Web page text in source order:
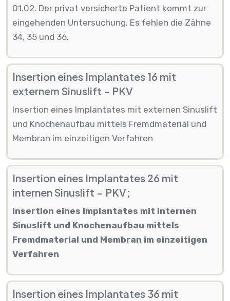
01.02. Der privat versicherte Patient kommt zur
eingehenden Untersuchung. Es fehlen die Zähne
34, 35 und 36.
Insertion eines Implantates 16 mit
externem Sinuslift - PKV
Insertion eines Implantates mit externen Sinuslift
und Knochenaufbau mittels Fremdmaterial und
Membran im einzeitigen Verfahren
Insertion eines Implantates 26 mit
internen Sinuslift – PKV;
Insertion eines Implantates mit internen
Sinuslift und Knochenaufbau mittels
Fremdmaterial und Membran im einzeitigen
Verfahren
Insertion eines Implantates 36 mit